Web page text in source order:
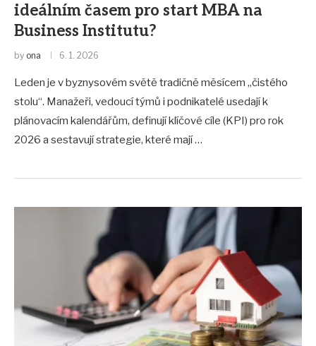
ideálním časem pro start MBA na
Business Institutu?
by ona 6. 1. 2026
Leden je v byznysovém světě tradičně měsícem „čistého
stolu“. Manažeři, vedoucí týmů i podnikatelé usedají k
plánovacím kalendářům, definují klíčové cíle (KPI) pro rok
2026 a sestavují strategie, které mají …